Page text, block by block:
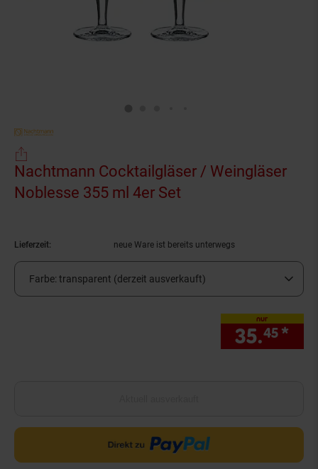
Nachtmann Cocktailgläser / Weingläser
Noblesse 355 ml 4er Set
Lieferzeit: neue Ware ist bereits unterwegs
Farbe: transparent (derzeit ausverkauft)
nur
35.45 *